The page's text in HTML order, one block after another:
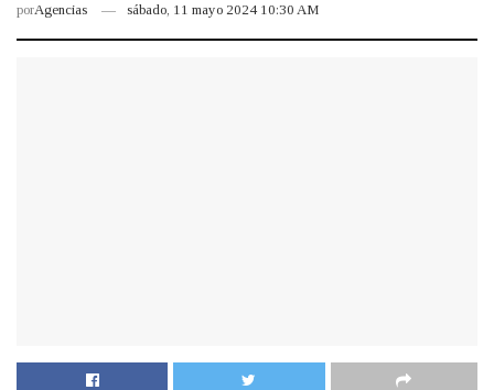
porAgencias sábado, 11 mayo 2024 10:30 AM